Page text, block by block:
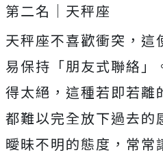
第二名｜天秤座
天秤座不喜歡衝突，這
易保持「朋友式聯絡」
得太絕，這種若即若離
都難以完全放下過去的
曖昧不明的態度，常常